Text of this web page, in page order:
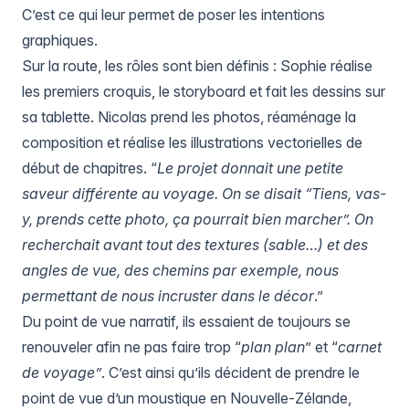
C’est ce qui leur permet de poser les intentions
graphiques.
Sur la route, les rôles sont bien définis : Sophie réalise
les premiers croquis, le storyboard et fait les dessins sur
sa tablette. Nicolas prend les photos, réaménage la
composition et réalise les illustrations vectorielles de
début de chapitres. “Le projet donnait une petite
saveur différente au voyage. On se disait “Tiens, vas-
y, prends cette photo, ça pourrait bien marcher”. On
recherchait avant tout des textures (sable…) et des
angles de vue, des chemins par exemple, nous
permettant de nous incruster dans le décor.”
Du point de vue narratif, ils essaient de toujours se
renouveler afin ne pas faire trop “plan plan” et “carnet
de voyage”. C’est ainsi qu’ils décident de prendre le
point de vue d’un moustique en Nouvelle-Zélande,